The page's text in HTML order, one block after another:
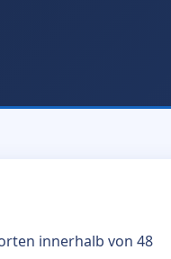
innerhalb von 48